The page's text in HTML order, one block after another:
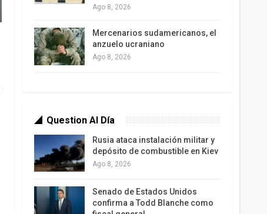
Ago 8, 2026
Mercenarios sudamericanos, el
anzuelo ucraniano
Ago 8, 2026
Question Al Día
Rusia ataca instalación militar y
depósito de combustible en Kiev
Ago 8, 2026
Senado de Estados Unidos
confirma a Todd Blanche como